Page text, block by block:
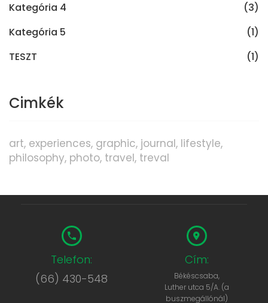
Kategória 4
(3)
Kategória 5
(1)
TESZT
(1)
Cimkék
art experiences graphic journal lifestyle
philosophy photo travel treval
Telefon:
(66) 430-548
Cím:
Békéscsaba,
Luther utca 5/A. (a
buszmegállónál)